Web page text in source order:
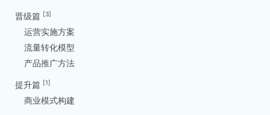
晋级篇 [3]
运营实施方案
流量转化模型
产品推广方法
提升篇 [1]
商业模式构建